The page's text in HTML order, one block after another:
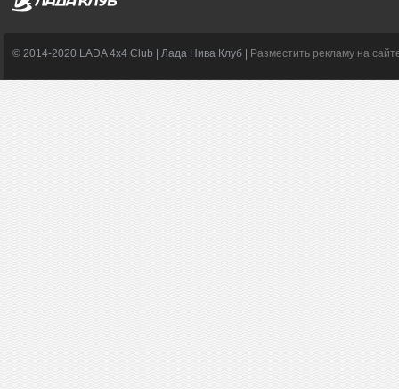
© 2014-2020 LADA 4x4 Club | Лада Нива Клуб | Разместить рекламу на